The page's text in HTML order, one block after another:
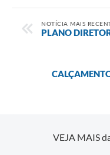
NOTÍCIA MAIS
PLANO
VEJA MAIS